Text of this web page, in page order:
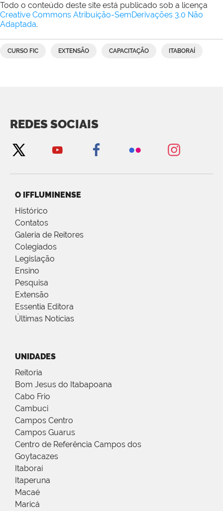
Todo o conteúdo deste site está publicado sob a licença
Creative Commons Atribuição-SemDerivações 3.0 Não
Adaptada.
CURSO FIC EXTENSÃO CAPACITAÇÃO ITABORAÍ
REDES SOCIAIS
O IFFLUMINENSE
Histórico
Contatos
Galeria de Reitores
Colegiados
Legislação
Ensino
Pesquisa
Extensão
Essentia Editora
Últimas Notícias
UNIDADES
Reitoria
Bom Jesus do Itabapoana
Cabo Frio
Cambuci
Campos Centro
Campos Guarus
Centro de Referência Campos dos
Goytacazes
Itaboraí
Itaperuna
Macaé
Maricá